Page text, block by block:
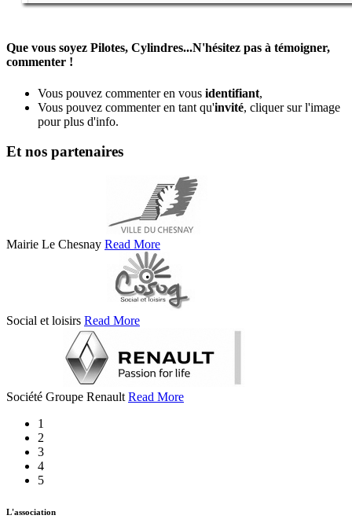
Que vous soyez Pilotes, Cylindres...N'hésitez pas à témoigner,
commenter !
Vous pouvez commenter en vous identifiant,
Vous pouvez commenter en tant qu'invité, cliquer sur l'image
pour plus d'info.
Et nos partenaires
Mairie Le Chesnay Read More
Social et loisirs Read More
Société Groupe Renault Read More
1
2
3
4
5
L'association